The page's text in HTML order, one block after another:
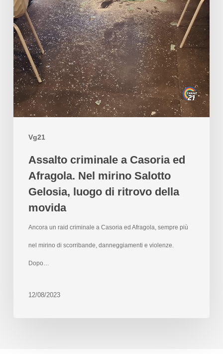
Vg21
Assalto criminale a Casoria ed
Afragola. Nel mirino Salotto
Gelosia, luogo di ritrovo della
movida
Ancora un raid criminale a Casoria ed Afragola, sempre più
nel mirino di scorribande, danneggiamenti e violenze.
Dopo…
12/08/2023